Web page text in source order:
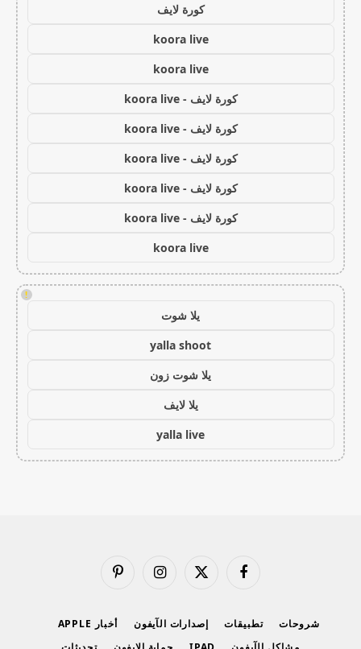
كورة لايف
koora live
koora live
كورة لايف - koora live
كورة لايف - koora live
كورة لايف - koora live
كورة لايف - koora live
كورة لايف - koora live
koora live
!
يلا شوت
yalla shoot
يلا شوت زون
يلا لايف
yalla live
فيسبوك
X
الانستغرامبينتيريست
شروحات تطبيقات إصدارات الآيفون
أخبار APPLE